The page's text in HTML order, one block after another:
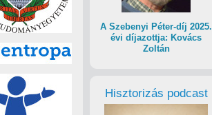
A Szebenyi Péter-díj 2025.
évi díjazottja: Kovács
Zoltán
Hisztorizás podcast